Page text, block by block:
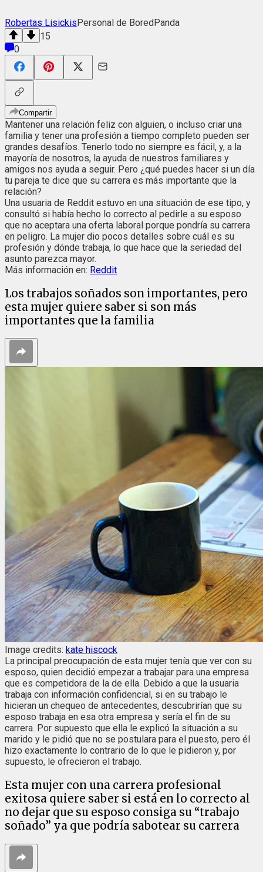
Robertas LisickisPersonal de BoredPanda
15
0
Compartir
Mantener una relación feliz con alguien, o incluso criar una
familia y tener una profesión a tiempo completo pueden ser
grandes desafíos. Tenerlo todo no siempre es fácil, y, a la
mayoría de nosotros, la ayuda de nuestros familiares y
amigos nos ayuda a seguir. Pero ¿qué puedes hacer si un día
tu pareja te dice que su carrera es más importante que la
relación?
Una usuaria de Reddit estuvo en una situación de ese tipo, y
consultó si había hecho lo correcto al pedirle a su esposo
que no aceptara una oferta laboral porque pondría su carrera
en peligro. La mujer dio pocos detalles sobre cuál es su
profesión y dónde trabaja, lo que hace que la seriedad del
asunto parezca mayor.
Más información en: Reddit
Los trabajos soñados son importantes, pero
esta mujer quiere saber si son más
importantes que la familia
Image credits: kate hiscock
La principal preocupación de esta mujer tenía que ver con su
esposo, quien decidió empezar a trabajar para una empresa
que es competidora de la de ella. Debido a que la usuaria
trabaja con información confidencial, si en su trabajo le
hicieran un chequeo de antecedentes, descubrirían que su
esposo trabaja en esa otra empresa y sería el fin de su
carrera. Por supuesto que ella le explicó la situación a su
marido y le pidió que no se postulara para el puesto, pero él
hizo exactamente lo contrario de lo que le pidieron y, por
supuesto, le ofrecieron el trabajo.
Esta mujer con una carrera profesional
exitosa quiere saber si está en lo correcto al
no dejar que su esposo consiga su “trabajo
soñado” ya que podría sabotear su carrera